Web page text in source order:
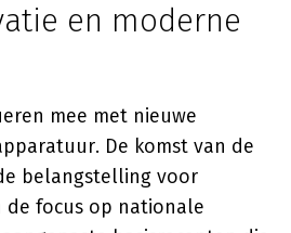
en moderne
mee met nieuwe
De komst van de
belangstelling voor
focus op nationale